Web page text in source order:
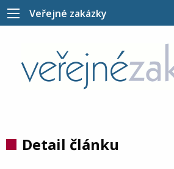
Veřejné zakázky
Detail článku